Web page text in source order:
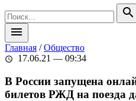
search
menu
Главная /Общество
schedule 17.06.21 — 09:34
В России запущена
билетов РЖД на поезда